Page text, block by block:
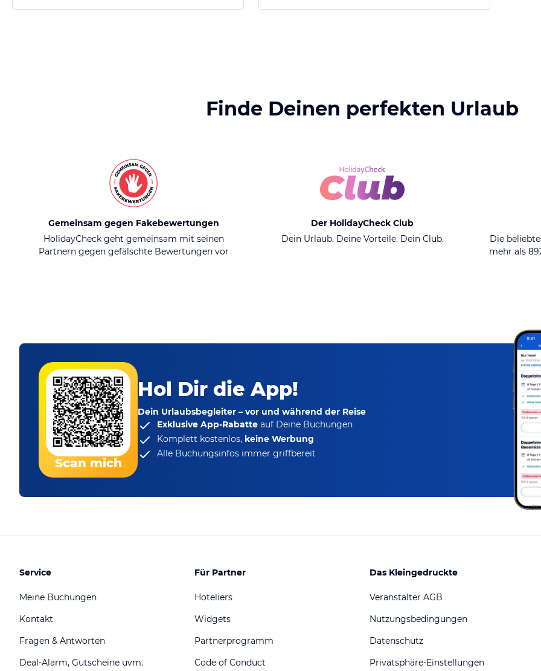
Finde Deinen perfekten Urlaub
Gemeinsam gegen Fakebewertungen
HolidayCheck geht gemeinsam mit seinen
Partnern gegen gefälschte Bewertungen vor
Der HolidayCheck Club
Dein Urlaub. Deine Vorteile. Dein Club.
Die
mehr als
Scan mich
Hol Dir die App!
Dein Urlaubsbegleiter – vor und während der Reise
Exklusive App-Rabatte auf Deine Buchungen
Komplett kostenlos, keine Werbung
Alle Buchungsinfos immer griffbereit
Service
Meine Buchungen
Kontakt
Fragen & Antworten
Deal-Alarm, Gutscheine uvm.
Für Partner
Hoteliers
Widgets
Partnerprogramm
Code of Conduct
Das Kleingedruckte
Veranstalter AGB
Nutzungsbedingungen
Datenschutz
Privatsphäre-Einstellungen